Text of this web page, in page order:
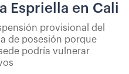
Espriella en Cali
provisional del
de posesión porque
podría vulnerar